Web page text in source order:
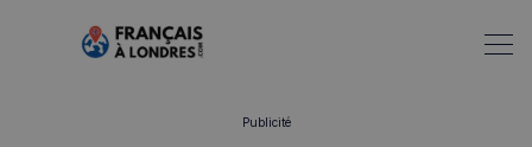
Publicité